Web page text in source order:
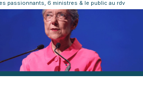
passionnants, 6 ministres & le public au rdv